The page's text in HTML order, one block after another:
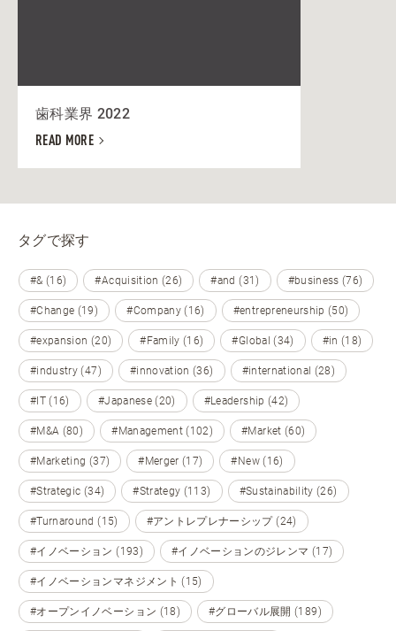
歯科業界 2022
READ MORE
タグで探す
#& (16) #Acquisition (26) #and (31) #business (76)
#Change (19) #Company (16) #entrepreneurship (50)
#expansion (20) #Family (16) #Global (34) #in (18)
#industry (47) #innovation (36) #international (28)
#IT (16) #Japanese (20) #Leadership (42)
#M&A (80) #Management (102) #Market (60)
#Marketing (37) #Merger (17) #New (16)
#Strategic (34) #Strategy (113) #Sustainability (26)
#Turnaround (15) #アントレプレナーシップ (24)
#イノベーション (193) #イノベーションのジレンマ (17)
#イノベーションマネジメント (15)
#オープンイノベーション (18) #グローバル展開 (189)